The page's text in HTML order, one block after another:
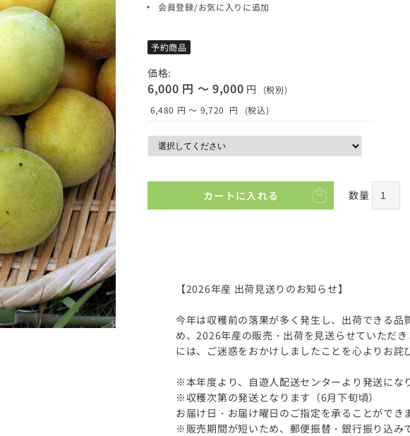
会員登録/お気に入りに追加
予約商品
価格:
6,000 円 ～ 9,000 円
(税別)
6,480 円 ～ 9,720 円 (税込)
数量
カートに入れる
【2026年産 出荷見送りのお知らせ】
今年は収穫前の落果が多く発生し、出荷できる品
め、2026年産の販売・出荷を見送らせていただ
には、ご迷惑をおかけしましたことを心よりお詫
※本年度より、自遊人配送センターより発送にな
※収穫次第の発送となります（6月下旬頃）
お届け日・お届け曜日のご指定を承ることができ
※販売期間が短いため、郵便振替・銀行振り込み